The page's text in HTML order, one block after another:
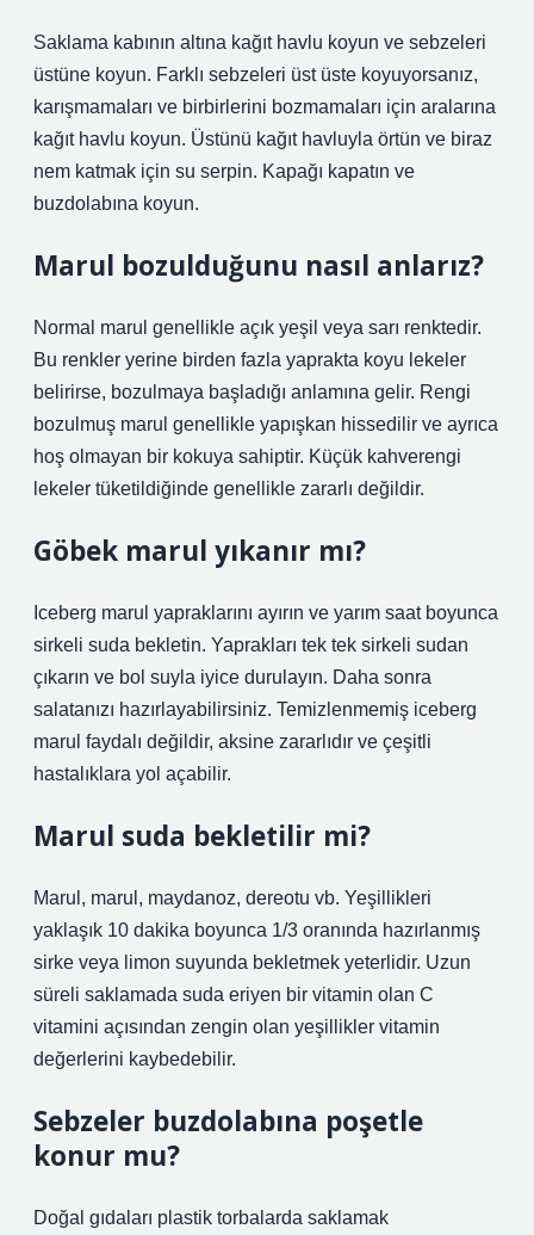
Saklama kabının altına kağıt havlu koyun ve sebzeleri
üstüne koyun. Farklı sebzeleri üst üste koyuyorsanız,
karışmamaları ve birbirlerini bozmamaları için aralarına
kağıt havlu koyun. Üstünü kağıt havluyla örtün ve biraz
nem katmak için su serpin. Kapağı kapatın ve
buzdolabına koyun.
Marul bozulduğunu nasıl anlarız?
Normal marul genellikle açık yeşil veya sarı renktedir.
Bu renkler yerine birden fazla yaprakta koyu lekeler
belirirse, bozulmaya başladığı anlamına gelir. Rengi
bozulmuş marul genellikle yapışkan hissedilir ve ayrıca
hoş olmayan bir kokuya sahiptir. Küçük kahverengi
lekeler tüketildiğinde genellikle zararlı değildir.
Göbek marul yıkanır mı?
Iceberg marul yapraklarını ayırın ve yarım saat boyunca
sirkeli suda bekletin. Yaprakları tek tek sirkeli sudan
çıkarın ve bol suyla iyice durulayın. Daha sonra
salatanızı hazırlayabilirsiniz. Temizlenmemiş iceberg
marul faydalı değildir, aksine zararlıdır ve çeşitli
hastalıklara yol açabilir.
Marul suda bekletilir mi?
Marul, marul, maydanoz, dereotu vb. Yeşillikleri
yaklaşık 10 dakika boyunca 1/3 oranında hazırlanmış
sirke veya limon suyunda bekletmek yeterlidir. Uzun
süreli saklamada suda eriyen bir vitamin olan C
vitamini açısından zengin olan yeşillikler vitamin
değerlerini kaybedebilir.
Sebzeler buzdolabına poşetle
konur mu?
Doğal gıdaları plastik torbalarda saklamak